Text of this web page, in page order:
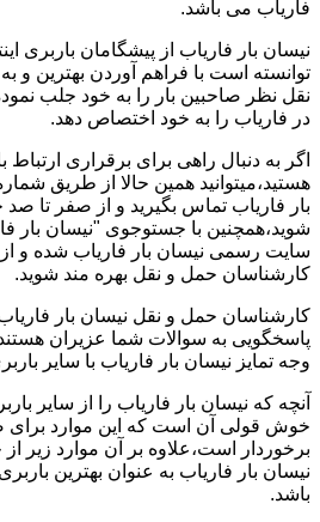
فاریاب می باشد.
نیسان بار فاریاب از پیشگامان باربری
توانسته است با فراهم آوردن بهترین و
نقل نظر صاحبین بار را به خود جلب
در فاریاب را به خود اختصاص دهد.
اگر به دنبال راهی برای برقراری ارتباط
هستید،میتوانید همین حالا از طریق
بار فاریاب تماس بگیرید و از صفر تا
شوید،همچنین با جستوجوی "نیسان بار
سایت رسمی نیسان بار فاریاب شده و از
کارشناسان حمل و نقل بهره مند شوید.
کارشناسان حمل و نقل نیسان بار
پاسخگویی به سوالات شما عزیران
وجه تمایز نیسان بار فاریاب با سایر
آنچه که نیسان بار فاریاب را از سایر
خوش قولی آن است که این موارد برای
برخوردار است،علاوه بر آن موارد زیر
نیسان بار فاریاب به عنوان بهترین
باشد.